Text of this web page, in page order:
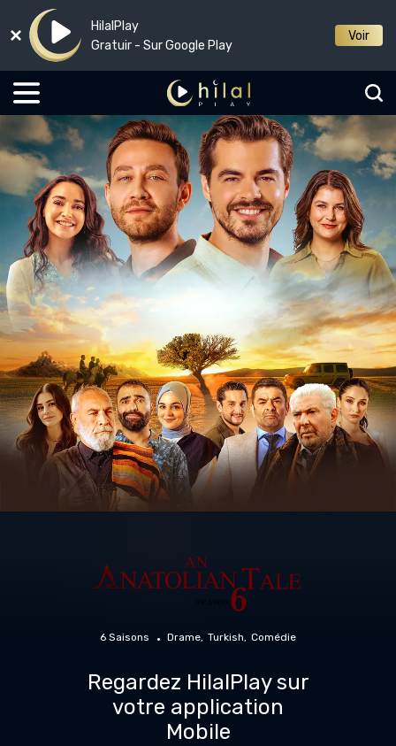
HilalPlay
Gratuir - Sur Google Play
Voir
6 Saisons Drame Turkish Comédie
Regardez HilalPlay sur
votre application
Mobile